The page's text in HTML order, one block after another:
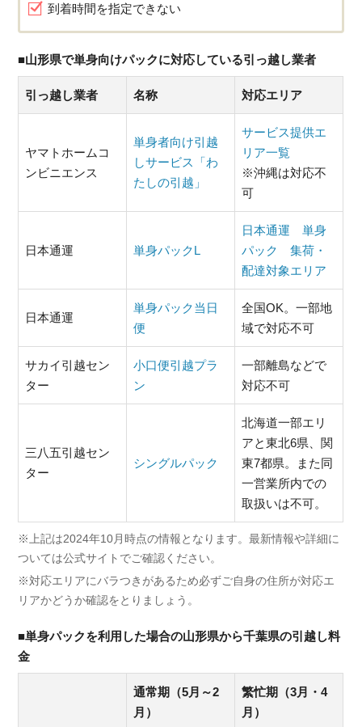
到着時間を指定できない
■山形県で単身向けパックに対応している引っ越し業者
引っ越し業者 名称 対応エリア
ヤマトホームコ
ンビニエンス
単身者向け引越
しサービス「わ
たしの引越」
サービス提供エ
リア一覧
※沖縄は対応不
可
日本通運 単身パックL
日本通運 単身
パック 集荷・
配達対象エリア
日本通運
単身パック当日
便
全国OK。一部地
域で対応不可
サカイ引越セン
ター
小口便引越プラ
ン
一部離島などで
対応不可
三八五引越セン
ター
シングルパック
北海道一部エリ
アと東北6県、関
東7都県。また同
一営業所内での
取扱いは不可。
※上記は2024年10月時点の情報となります。最新情報や詳細に
ついては公式サイトでご確認ください。
※対応エリアにバラつきがあるため必ずご自身の住所が対応エ
リアかどうか確認をとりましょう。
■単身パックを利用した場合の山形県から千葉県の引越し料
金
通常期（5月～2
月）
繁忙期（3月・4
月）